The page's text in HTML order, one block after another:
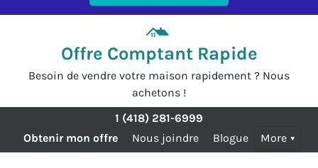
Offre Comptant Rapide
Besoin de vendre votre maison rapidement ? Nous
achetons !
1 (418) 281-6999
Obtenir mon offre
Nous joindre Blogue More